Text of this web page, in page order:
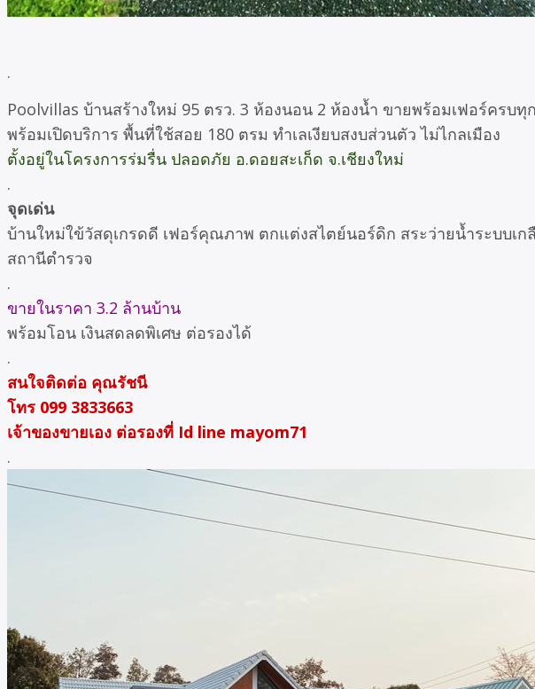
.
Poolvillas บ้านสร้างใหม่ 95 ตรว. 3 ห้องนอน 2 ห้องน้ำ ขายพร้อมเฟอร์คร
พร้อมเปิดบริการ พื้นที่ใช้สอย 180 ตรม ทำเลเงียบสงบส่วนตัว ไม่ไกลเมือง
ตั้งอยู่ในโครงการร่มรื่น ปลอดภัย อ.ดอยสะเก็ด จ.เชียงใหม่
.
จุดเด่น
บ้านใหม่ใข้วัสดุเกรดดี เฟอร์คุณภาพ ตกแต่งสไตย์นอร์ดิก สระว่ายน้ำระบบเ
สถานีตำรวจ
.
ขายในราคา 3.2 ล้านบ้าน
พร้อมโอน เงินสดลดพิเศษ ต่อรองได้
.
สนใจติดต่อ คุณรัชนี
โทร 099 3833663
เจ้าของขายเอง ต่อรองที่ Id line mayom71
.